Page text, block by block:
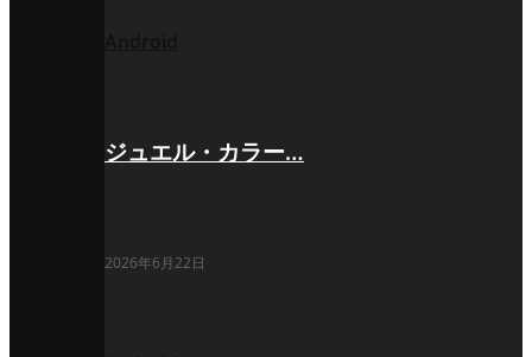
ジュエル・カラー…
2026年6月22日